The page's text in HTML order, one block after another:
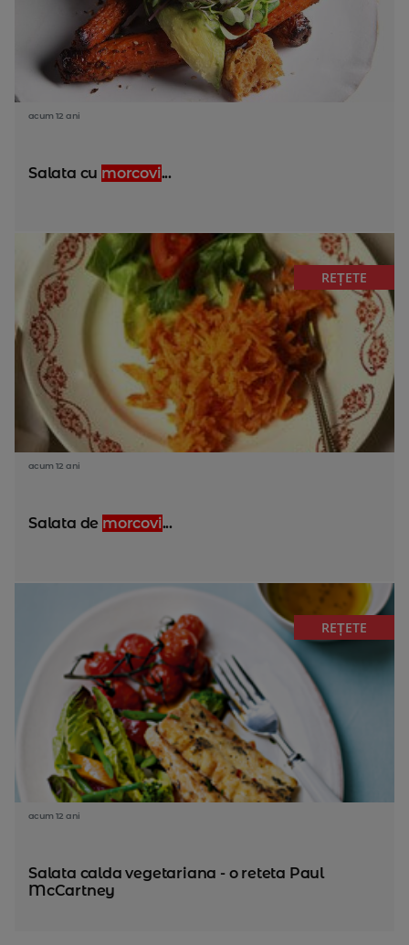
acum 12 ani
Salata cu morcovi...
REȚETE
acum 12 ani
Salata de morcovi...
REȚETE
acum 12 ani
Salata calda vegetariana - o reteta Paul
McCartney